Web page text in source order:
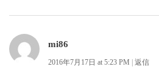
mi86
2016年7月17日 at 5:23 PM 返信